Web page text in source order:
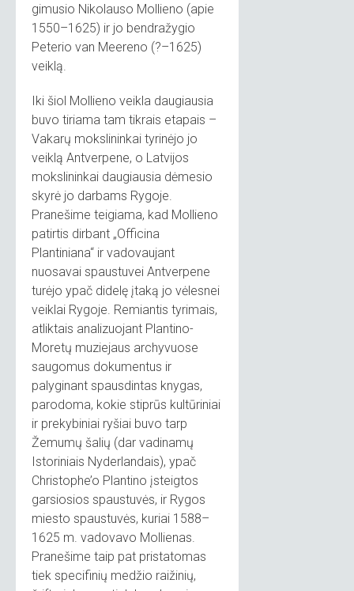
gimusio Nikolauso Mollieno (apie
1550–1625) ir jo bendražygio
Peterio van Meereno (?–1625)
veiklą.
Iki šiol Mollieno veikla daugiausia
buvo tiriama tam tikrais etapais –
Vakarų mokslininkai tyrinėjo jo
veiklą Antverpene, o Latvijos
mokslininkai daugiausia dėmesio
skyrė jo darbams Rygoje.
Pranešime teigiama, kad Mollieno
patirtis dirbant „Officina
Plantiniana“ ir vadovaujant
nuosavai spaustuvei Antverpene
turėjo ypač didelę įtaką jo vėlesnei
veiklai Rygoje. Remiantis tyrimais,
atliktais analizuojant Plantino-
Moretų muziejaus archyvuose
saugomus dokumentus ir
palyginant spausdintas knygas,
parodoma, kokie stiprūs kultūriniai
ir prekybiniai ryšiai buvo tarp
Žemumų šalių (dar vadinamų
Istoriniais Nyderlandais), ypač
Christophe’o Plantino įsteigtos
garsiosios spaustuvės, ir Rygos
miesto spaustuvės, kuriai 1588–
1625 m. vadovavo Mollienas.
Pranešime taip pat pristatomas
tiek specifinių medžio raižinių,